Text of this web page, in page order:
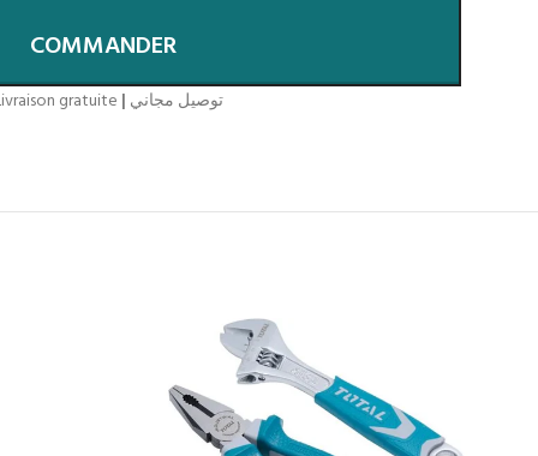
COMMANDER
gratuite | توصيل مجاني